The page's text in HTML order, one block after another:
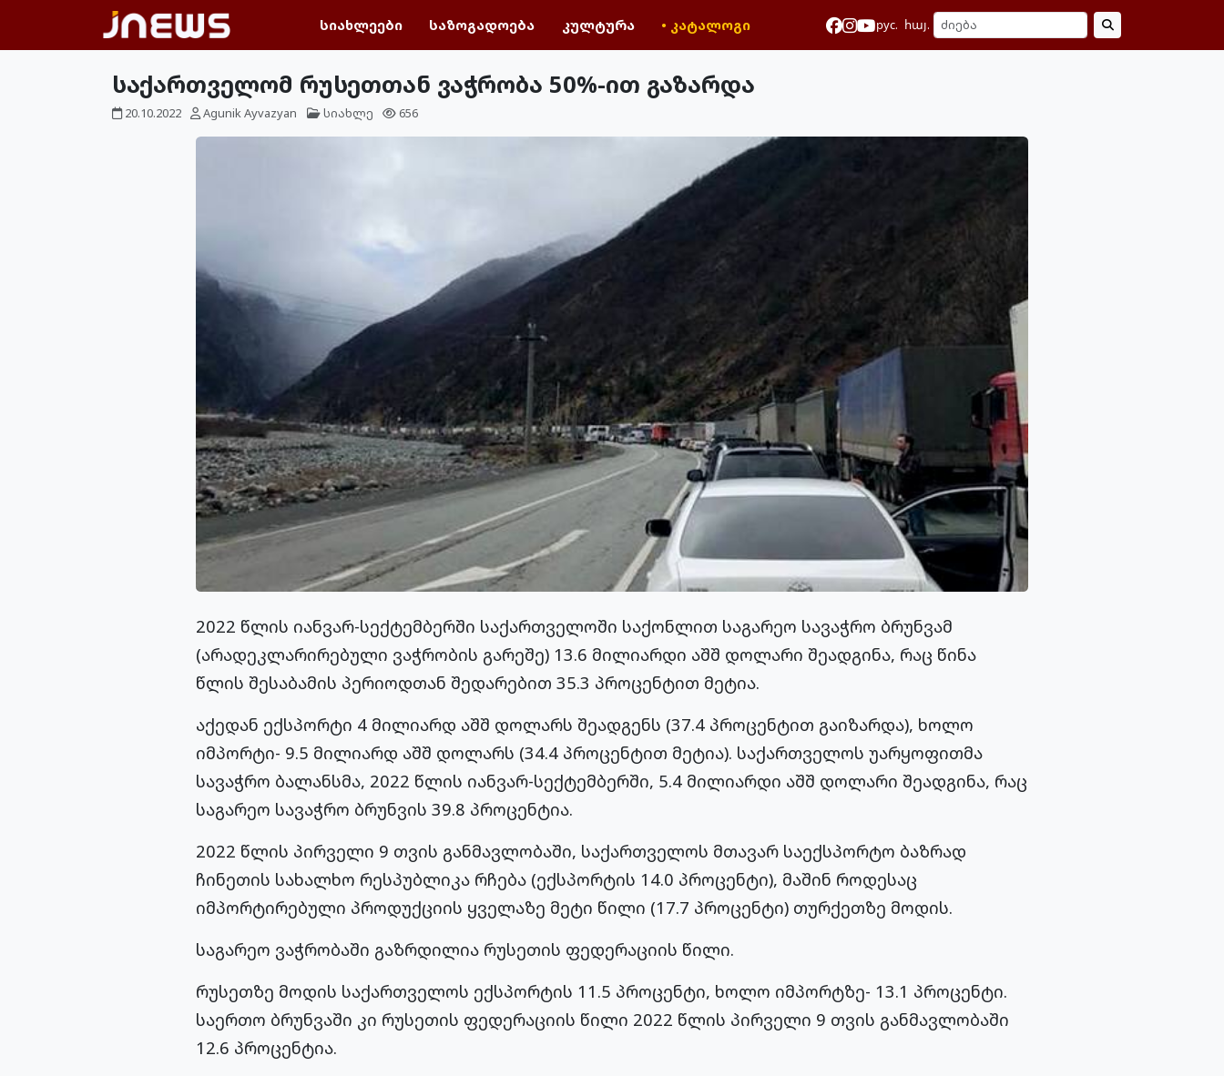
სიახლეები საზოგადოება კულტურა • კატალოგი рус. հայ.
საქართველომ რუსეთთან ვაჭრობა 50%-ით გაზარდა
20.10.2022 Agunik Ayvazyan სიახლე 656
2022 წლის იანვარ-სექტემბერში საქართველოში საქონლით საგარეო სავაჭრო ბრუნვამ
(არადეკლარირებული ვაჭრობის გარეშე) 13.6 მილიარდი აშშ დოლარი შეადგინა, რაც წინა
წლის შესაბამის პერიოდთან შედარებით 35.3 პროცენტით მეტია.
აქედან ექსპორტი 4 მილიარდ აშშ დოლარს შეადგენს (37.4 პროცენტით გაიზარდა), ხოლო
იმპორტი- 9.5 მილიარდ აშშ დოლარს (34.4 პროცენტით მეტია). საქართველოს უარყოფითმა
სავაჭრო ბალანსმა, 2022 წლის იანვარ-სექტემბერში, 5.4 მილიარდი აშშ დოლარი შეადგინა, რაც
საგარეო სავაჭრო ბრუნვის 39.8 პროცენტია.
2022 წლის პირველი 9 თვის განმავლობაში, საქართველოს მთავარ საექსპორტო ბაზრად
ჩინეთის სახალხო რესპუბლიკა რჩება (ექსპორტის 14.0 პროცენტი), მაშინ როდესაც
იმპორტირებული პროდუქციის ყველაზე მეტი წილი (17.7 პროცენტი) თურქეთზე მოდის.
საგარეო ვაჭრობაში გაზრდილია რუსეთის ფედერაციის წილი.
რუსეთზე მოდის საქართველოს ექსპორტის 11.5 პროცენტი, ხოლო იმპორტზე- 13.1 პროცენტი.
საერთო ბრუნვაში კი რუსეთის ფედერაციის წილი 2022 წლის პირველი 9 თვის განმავლობაში
12.6 პროცენტია.